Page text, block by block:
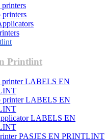
printers
printers
Printlint
printer LABELS EN
printer LABELS EN
LABELS EN
PASJES EN PRINTLINT